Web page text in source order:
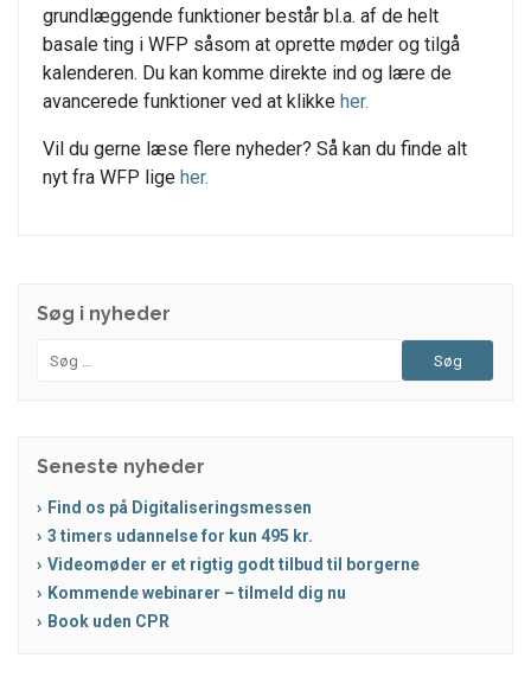
grundlæggende funktioner består bl.a. af de helt
basale ting i WFP såsom at oprette møder og tilgå
kalenderen. Du kan komme direkte ind og lære de
avancerede funktioner ved at klikke her.
Vil du gerne læse flere nyheder? Så kan du finde alt
nyt fra WFP lige her.
Søg i nyheder
Søg
Seneste nyheder
Find os på Digitaliseringsmessen
3 timers udannelse for kun 495 kr.
Videomøder er et rigtig godt tilbud til borgerne
Kommende webinarer – tilmeld dig nu
Book uden CPR